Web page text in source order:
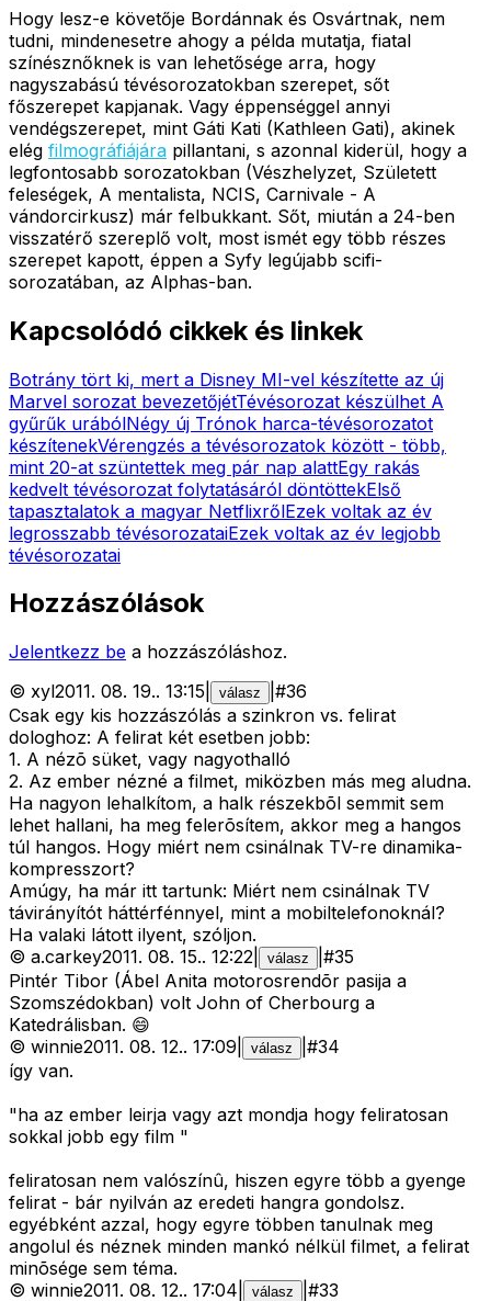
Hogy lesz-e követője Bordánnak és Osvártnak, nem
tudni, mindenesetre ahogy a példa mutatja, fiatal
színésznőknek is van lehetősége arra, hogy
nagyszabású tévésorozatokban szerepet, sőt
főszerepet kapjanak. Vagy éppenséggel annyi
vendégszerepet, mint Gáti Kati (Kathleen Gati), akinek
elég filmográfiájára pillantani, s azonnal kiderül, hogy a
legfontosabb sorozatokban (Vészhelyzet, Született
feleségek, A mentalista, NCIS, Carnivale - A
vándorcirkusz) már felbukkant. Sőt, miután a 24-ben
visszatérő szereplő volt, most ismét egy több részes
szerepet kapott, éppen a Syfy legújabb scifi-
sorozatában, az Alphas-ban.
Kapcsolódó cikkek és linkek
Botrány tört ki, mert a Disney MI-vel készítette az új
Marvel sorozat bevezetőjétTévésorozat készülhet A
gyűrűk urábólNégy új Trónok harca-tévésorozatot
készítenekVérengzés a tévésorozatok között - több,
mint 20-at szüntettek meg pár nap alattEgy rakás
kedvelt tévésorozat folytatásáról döntöttekElső
tapasztalatok a magyar NetflixrőlEzek voltak az év
legrosszabb tévésorozataiEzek voltak az év legjobb
tévésorozatai
Hozzászólások
Jelentkezz be a hozzászóláshoz.
© xyl2011. 08. 19.. 13:15 válasz #36
Csak egy kis hozzászólás a szinkron vs. felirat
dologhoz: A felirat két esetben jobb:
1. A nézõ süket, vagy nagyothalló
2. Az ember nézné a filmet, miközben más meg aludna.
Ha nagyon lehalkítom, a halk részekbõl semmit sem
lehet hallani, ha meg felerõsítem, akkor meg a hangos
túl hangos. Hogy miért nem csinálnak TV-re dinamika-
kompresszort?
Amúgy, ha már itt tartunk: Miért nem csinálnak TV
távirányítót háttérfénnyel, mint a mobiltelefonoknál?
Ha valaki látott ilyent, szóljon.
© a.carkey2011. 08. 15.. 12:22 válasz #35
Pintér Tibor (Ábel Anita motorosrendõr pasija a
Szomszédokban) volt John of Cherbourg a
Katedrálisban. 😄
© winnie2011. 08. 12.. 17:09 válasz #34
így van.
"ha az ember leirja vagy azt mondja hogy feliratosan
sokkal jobb egy film "
feliratosan nem valószínû, hiszen egyre több a gyenge
felirat - bár nyilván az eredeti hangra gondolsz.
egyébként azzal, hogy egyre többen tanulnak meg
angolul és néznek minden mankó nélkül filmet, a felirat
minõsége sem téma.
© winnie2011. 08. 12.. 17:04 válasz #33